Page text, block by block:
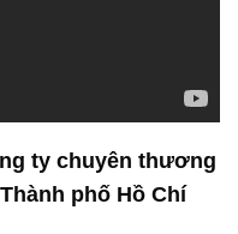
ty chuyên thương
phố Hồ Chí